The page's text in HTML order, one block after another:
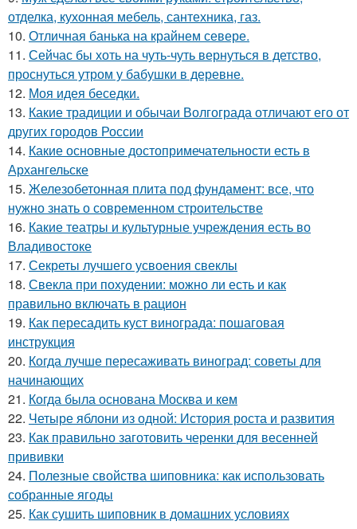
отделка, кухонная мебель, сантехника, газ.
10. Отличная банька на крайнем севере.
11. Сейчас бы хоть на чуть-чуть вернуться в детство,
проснуться утром у бабушки в деревне.
12. Моя идея беседки.
13. Какие традиции и обычаи Волгограда отличают его от
других городов России
14. Какие основные достопримечательности есть в
Архангельске
15. Железобетонная плита под фундамент: все, что
нужно знать о современном строительстве
16. Какие театры и культурные учреждения есть во
Владивостоке
17. Секреты лучшего усвоения свеклы
18. Свекла при похудении: можно ли есть и как
правильно включать в рацион
19. Как пересадить куст винограда: пошаговая
инструкция
20. Когда лучше пересаживать виноград: советы для
начинающих
21. Когда была основана Москва и кем
22. Четыре яблони из одной: История роста и развития
23. Как правильно заготовить черенки для весенней
прививки
24. Полезные свойства шиповника: как использовать
собранные ягоды
25. Как сушить шиповник в домашних условиях